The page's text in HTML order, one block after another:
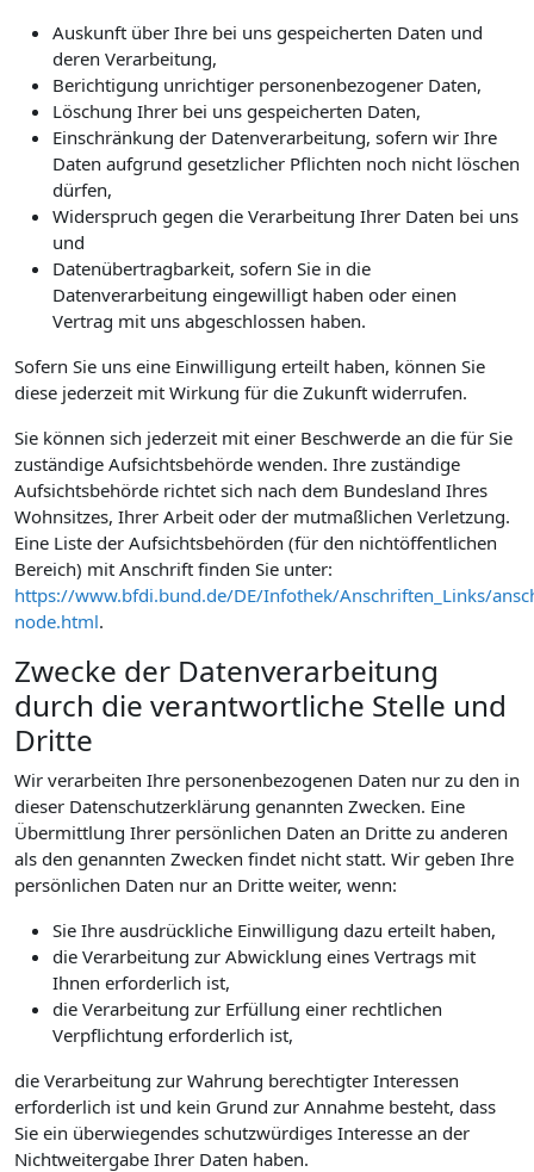
Auskunft über Ihre bei uns gespeicherten Daten und
deren Verarbeitung,
Berichtigung unrichtiger personenbezogener Daten,
Löschung Ihrer bei uns gespeicherten Daten,
Einschränkung der Datenverarbeitung, sofern wir Ihre
Daten aufgrund gesetzlicher Pflichten noch nicht löschen
dürfen,
Widerspruch gegen die Verarbeitung Ihrer Daten bei uns
und
Datenübertragbarkeit, sofern Sie in die
Datenverarbeitung eingewilligt haben oder einen
Vertrag mit uns abgeschlossen haben.
Sofern Sie uns eine Einwilligung erteilt haben, können Sie
diese jederzeit mit Wirkung für die Zukunft widerrufen.
Sie können sich jederzeit mit einer Beschwerde an die für Sie
zuständige Aufsichtsbehörde wenden. Ihre zuständige
Aufsichtsbehörde richtet sich nach dem Bundesland Ihres
Wohnsitzes, Ihrer Arbeit oder der mutmaßlichen Verletzung.
Eine Liste der Aufsichtsbehörden (für den nichtöffentlichen
Bereich) mit Anschrift finden Sie unter:
https://www.bfdi.bund.de/DE/Infothek/Anschriften_Links/
node.html.
Zwecke der Datenverarbeitung
durch die verantwortliche Stelle und
Dritte
Wir verarbeiten Ihre personenbezogenen Daten nur zu den in
dieser Datenschutzerklärung genannten Zwecken. Eine
Übermittlung Ihrer persönlichen Daten an Dritte zu anderen
als den genannten Zwecken findet nicht statt. Wir geben Ihre
persönlichen Daten nur an Dritte weiter, wenn:
Sie Ihre ausdrückliche Einwilligung dazu erteilt haben,
die Verarbeitung zur Abwicklung eines Vertrags mit
Ihnen erforderlich ist,
die Verarbeitung zur Erfüllung einer rechtlichen
Verpflichtung erforderlich ist,
die Verarbeitung zur Wahrung berechtigter Interessen
erforderlich ist und kein Grund zur Annahme besteht, dass
Sie ein überwiegendes schutzwürdiges Interesse an der
Nichtweitergabe Ihrer Daten haben.